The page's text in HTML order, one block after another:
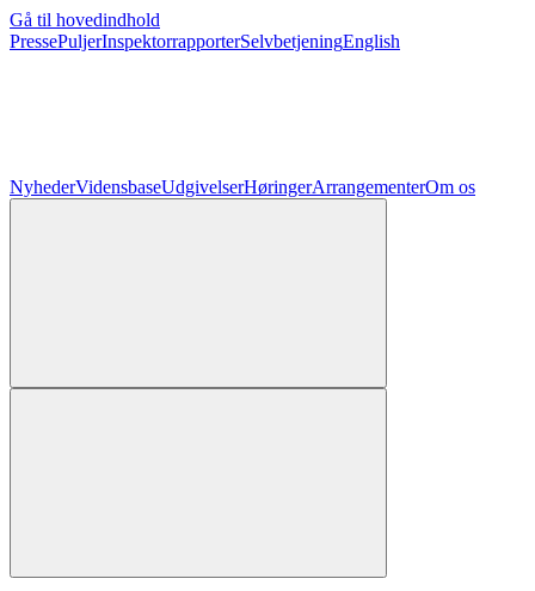
Gå til hovedindhold
PressePuljerInspektorrapporterSelvbetjeningEnglish
NyhederVidensbaseUdgivelserHøringerArrangementerOm os